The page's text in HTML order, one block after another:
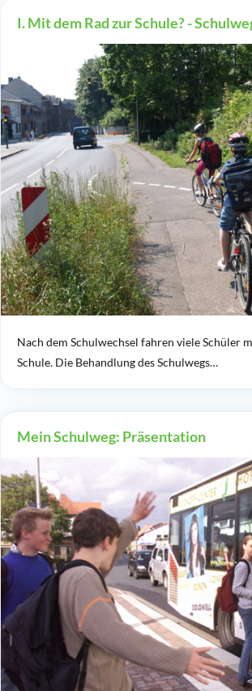
I. Mit dem Rad zur Schule? -
Nach dem Schulwechsel fahren viele Schüler
Schule. Die Behandlung des Schulwegs…
Mein Schulweg: Präsentation